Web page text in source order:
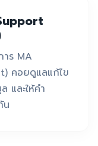
าร MA
คอยดูแลแก้ไข
และให้คำ
น